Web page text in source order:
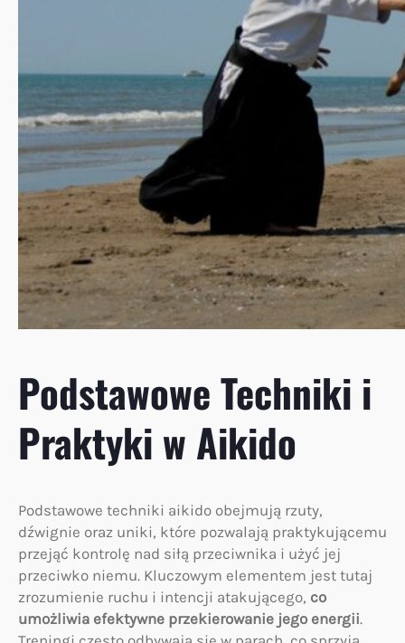
Podstawowe Techniki i
Praktyki w Aikido
Podstawowe techniki aikido obejmują rzuty,
dźwignie oraz uniki, które pozwalają praktykującemu
przejąć kontrolę nad siłą przeciwnika i użyć jej
przeciwko niemu. Kluczowym elementem jest tutaj
zrozumienie ruchu i intencji atakującego, co
umożliwia efektywne przekierowanie jego energii.